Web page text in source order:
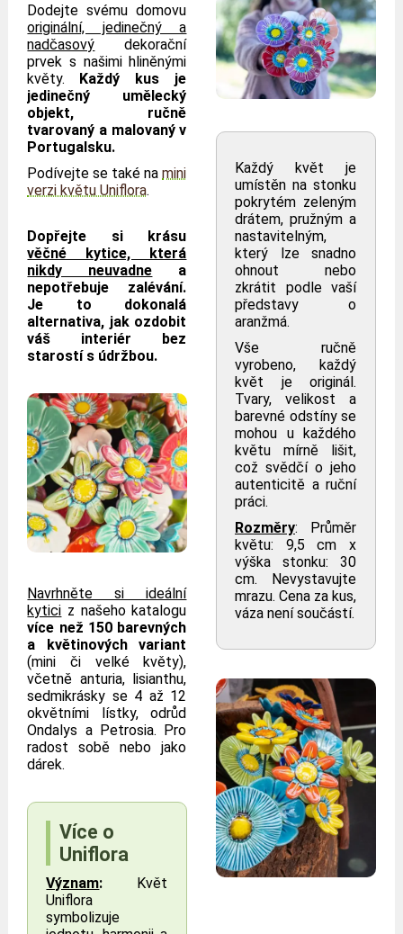
Dodejte svému domovu
originální, jedinečný a
nadčasový dekorační
prvek s našimi hliněnými
květy. Každý kus je
jedinečný umělecký
objekt, ručně
tvarovaný a malovaný v
Portugalsku.
Podívejte se také namini
verzi květu Uniflora.
Dopřejte si krásu
věčné kytice, která
nikdy neuvadne a
nepotřebuje zalévání.
Je to dokonalá
alternativa, jak ozdobit
váš interiér bez
starostí s údržbou.
Navrhněte si ideální
kytici z našeho katalogu
více než 150 barevných
a květinových variant
(mini či velké květy),
včetně anturia, lisianthu,
sedmikrásky se 4 až 12
okvětními lístky, odrůd
Ondalys a Petrosia. Pro
radost sobě nebo jako
dárek.
Více o
Uniflora
Význam: Květ
Uniflora
symbolizuje
Každý květ je
umístěn na stonku
pokrytém zeleným
drátem, pružným a
nastavitelným,
který lze snadno
ohnout nebo
zkrátit podle vaší
představy o
aranžmá.
Vše ručně
vyrobeno, každý
květ je originál.
Tvary, velikost a
barevné odstíny se
mohou u každého
květu mírně lišit,
což svědčí o jeho
autenticitě a ruční
práci.
Rozměry: Průměr
květu: 9,5 cm x
výška stonku: 30
cm. Nevystavujte
mrazu. Cena za kus,
váza není součástí.